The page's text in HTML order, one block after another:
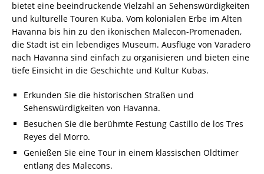
bietet eine beeindruckende Vielzahl an Sehenswürdigkeiten
und kulturelle Touren Kuba. Vom kolonialen Erbe im Alten
Havanna bis hin zu den ikonischen Malecon-Promenaden,
die Stadt ist ein lebendiges Museum. Ausflüge von Varadero
nach Havanna sind einfach zu organisieren und bieten eine
tiefe Einsicht in die Geschichte und Kultur Kubas.
Erkunden Sie die historischen Straßen und
Sehenswürdigkeiten von Havanna.
Besuchen Sie die berühmte Festung Castillo de los Tres
Reyes del Morro.
Genießen Sie eine Tour in einem klassischen Oldtimer
entlang des Malecons.